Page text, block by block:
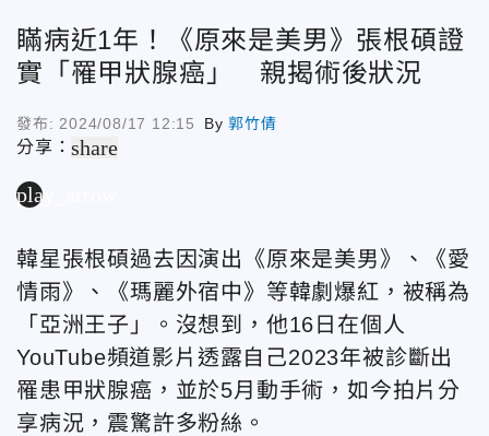
瞞病近1年！《原來是美男》張根碩證
實「罹甲狀腺癌」 親揭術後狀況
發布: 2024/08/17 12:15 By郭竹倩
分享：share
play_arrow
韓星張根碩過去因演出《原來是美男》、《愛
情雨》、《瑪麗外宿中》等韓劇爆紅，被稱為
「亞洲王子」。沒想到，他16日在個人
YouTube頻道影片透露自己2023年被診斷出
罹患甲狀腺癌，並於5月動手術，如今拍片分
享病況，震驚許多粉絲。